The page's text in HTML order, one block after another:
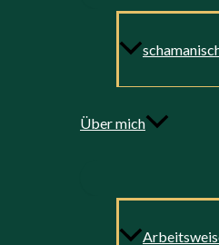
Über mich